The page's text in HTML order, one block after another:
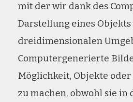
mit der wir dank des
Darstellung eines
dreidimensionalen
Computergenerierte
Möglichkeit, Objekte
zu machen, obwohl sie in